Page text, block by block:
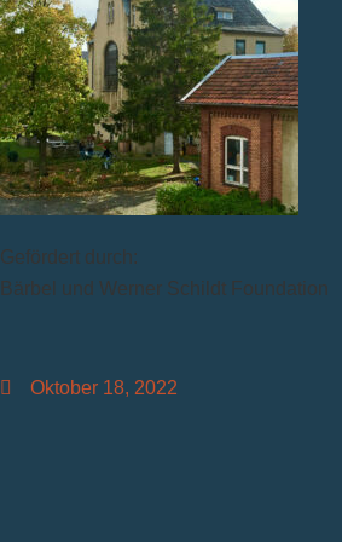
Gefördert durch:
Bärbel und Werner Schildt Foundation
Oktober 18, 2022